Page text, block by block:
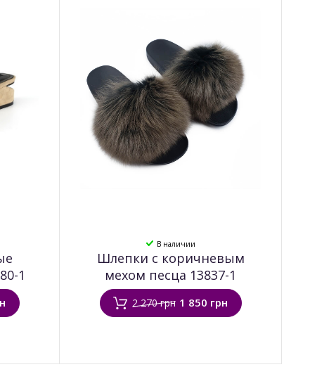
1
В наличии
Шлепки с коричневым
мехом песца 13837-1
2 270 грн 1 850 грн